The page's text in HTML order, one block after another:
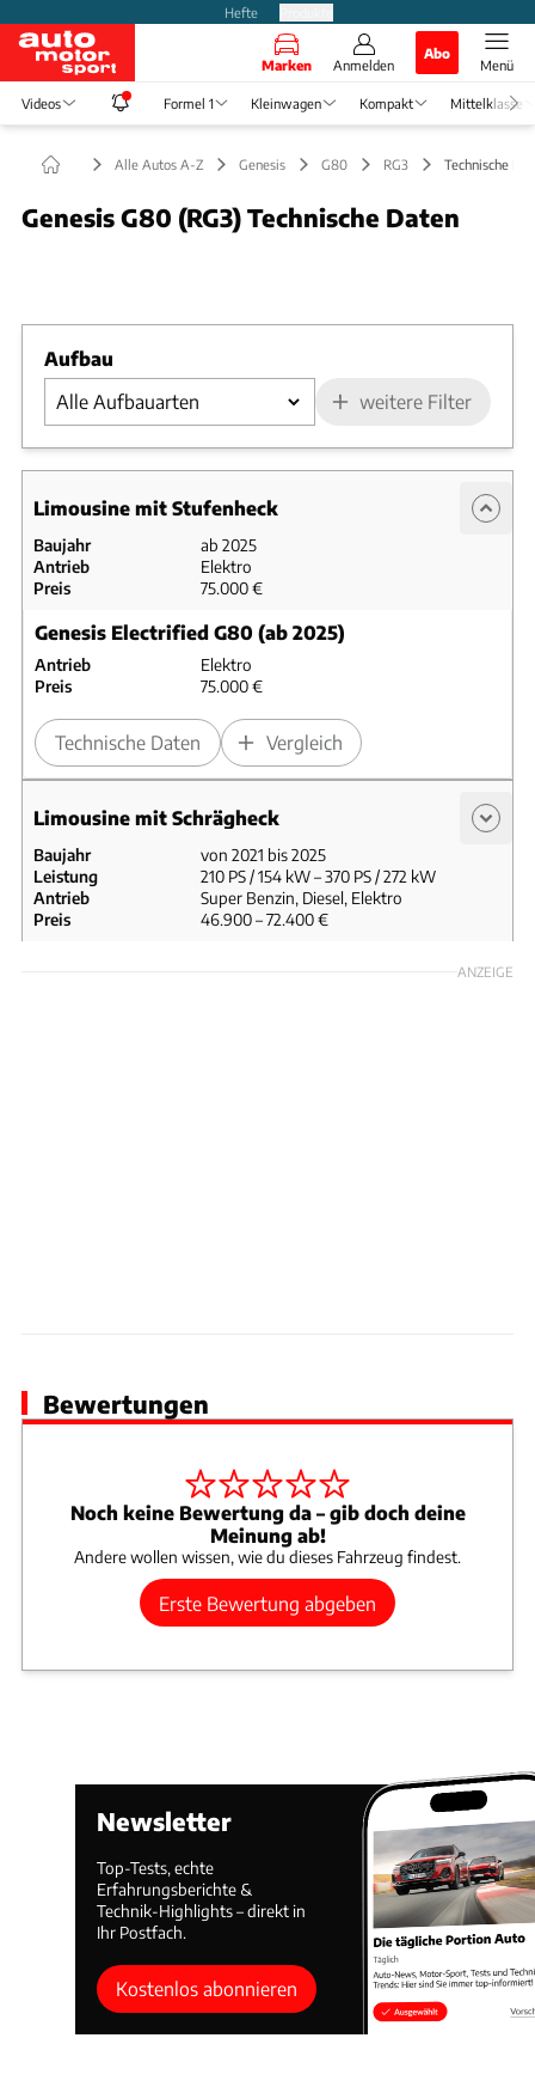
Hefte
Marken Anmelden
Abo
Menü
Videos Formel 1 Kleinwagen Kompakt Mittelklasse
Alle Autos A-Z Genesis G80 RG3 Technische
Genesis G80 (RG3) Technische Daten
Foto: Hyundai Motor Company
Aufbau
weitere Filter
Limousine mit Stufenheck
Baujahr
ab 2025
Antrieb
Elektro
Preis
75.000 €
Genesis Electrified G80 (ab 2025)
Antrieb
Elektro
Preis
75.000 €
Technische Daten Vergleich
Limousine mit Schrägheck
Baujahr
von 2021 bis 2025
Leistung
210 PS / 154 kW – 370 PS / 272 kW
Antrieb
Super Benzin, Diesel, Elektro
Preis
46.900 – 72.400 €
Antrieb
Super Benzin
60.900 €
Vergleich
Genesis G80 2.2 D (2021 – 2022)
Diesel
Leistung
154 kW / 210 PS
Genesis Electrified G80 (2022 – 2025)
Leistung
272 kW / 370 PS
72.400 €
Technische Daten
ANZEIGE
Bewertungen
Noch keine Bewertung da – gib doch deine
Meinung ab!
Andere wollen wissen, wie du dieses Fahrzeug findest.
Erste Bewertung abgeben
Newsletter
Top-Tests, echte
Erfahrungsberichte &
Technik-Highlights – direkt in
Ihr Postfach.
Kostenlos abonnieren